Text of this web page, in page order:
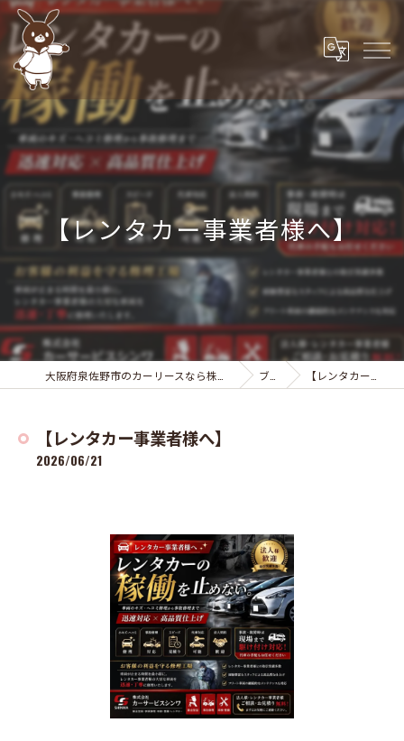
【レンタカー事業者様へ】
ブログ 【レンタカー事業者様へ】
【レンタカー事業者様へ】
2026/06/21